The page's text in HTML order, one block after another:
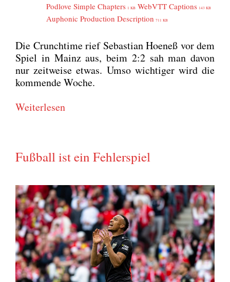
Pod­l­ove Simp­le Chap­ters 1 KB WebVTT Cap­ti­ons 143 KB
Aupho­nic Pro­duc­tion Descrip­ti­on 711 KB
Die Cruncht­i­me rief Sebas­ti­an Hoe­neß vor dem
Spiel in Mainz aus, beim 2:2 sah man davon
nur zeit­wei­se etwas. Umso wich­ti­ger wird die
kom­men­de Woche.
Wei­ter­le­sen
Fußball ist ein Fehlerspiel